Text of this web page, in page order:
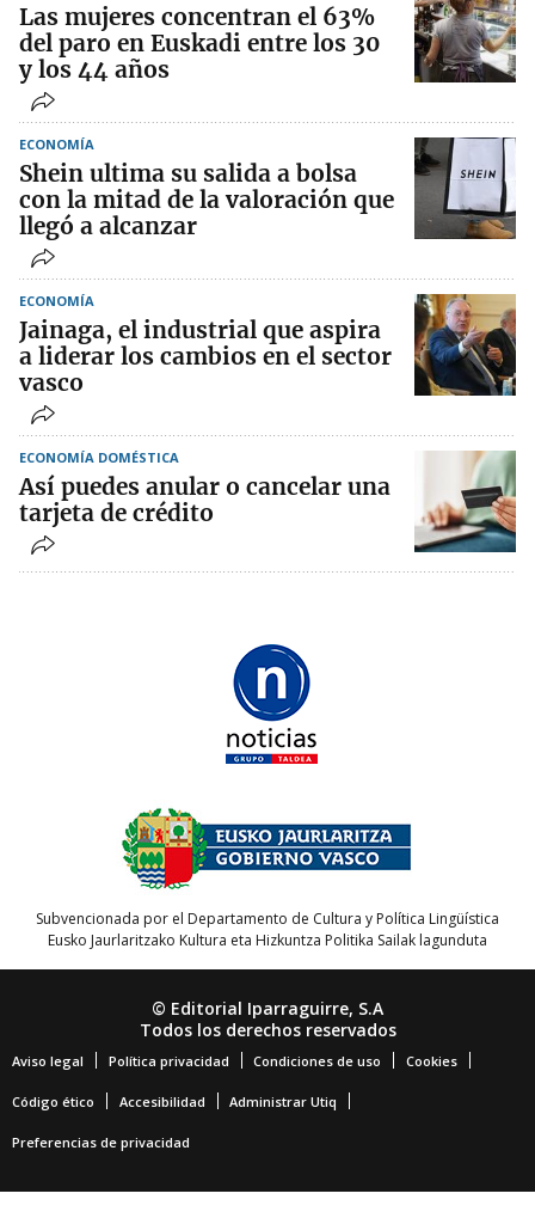
Las mujeres concentran el 63%
del paro en Euskadi entre los 30
y los 44 años
ECONOMÍA
Shein ultima su salida a bolsa
con la mitad de la valoración que
llegó a alcanzar
ECONOMÍA
Jainaga, el industrial que aspira
a liderar los cambios en el sector
vasco
ECONOMÍA DOMÉSTICA
Así puedes anular o cancelar una
tarjeta de crédito
Subvencionada por el Departamento de Cultura y Política Lingüística
Eusko Jaurlaritzako Kultura eta Hizkuntza Politika Sailak lagunduta
© Editorial Iparraguirre, S.A
Todos los derechos reservados
Aviso legal Política privacidad Condiciones de uso Cookies
Código ético Accesibilidad Administrar Utiq
Preferencias de privacidad